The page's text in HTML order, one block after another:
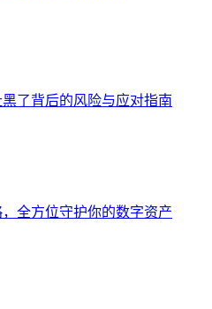
了背后的风险与应对指南
全方位守护你的数字资产